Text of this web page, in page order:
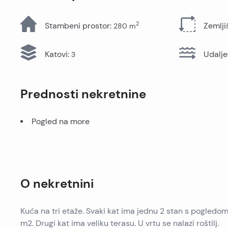
Stambeni prostor: 280 m2
Katovi: 3
Prednosti nekretnine
Pogled na more
O nekretnini
Kuća na tri etaže. Svaki kat ima jednu 2 stan s
m2. Drugi kat ima veliku terasu. U vrtu se nalazi roštilj.